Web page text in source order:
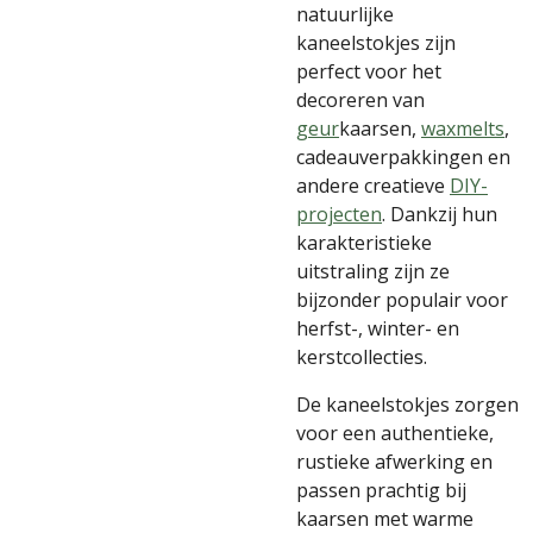
natuurlijke
kaneelstokjes zijn
perfect voor het
decoreren van
geurkaarsen, waxmelts,
cadeauverpakkingen en
andere creatieve DIY-
projecten. Dankzij hun
karakteristieke
uitstraling zijn ze
bijzonder populair voor
herfst-, winter- en
kerstcollecties.
De kaneelstokjes zorgen
voor een authentieke,
rustieke afwerking en
passen prachtig bij
kaarsen met warme